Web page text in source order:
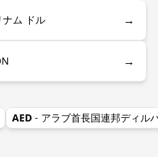
ナム ドル →
→
AED - アラブ首長国連邦ディル